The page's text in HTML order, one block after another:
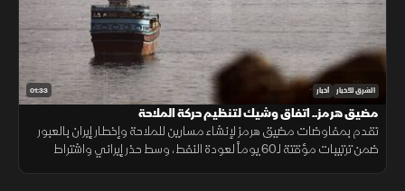
01:33 الشرق للأخبار أخبار
مضيق هرمز.. اتفاق وشيك لتنظيم حركة الملاحة
تقدم بمفاوضات مضيق هرمز لإنشاء مسارين للملاحة وإخطار إيران بالعبور
ضمن ترتيبات مؤقتة لـ60 يوماً لعودة النفط، وسط حذر إيراني واشتراط